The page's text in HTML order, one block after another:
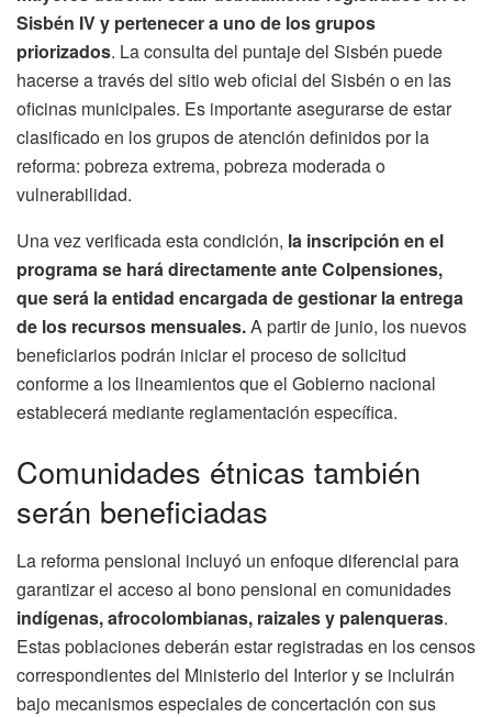
Sisbén IV y pertenecer a uno de los grupos
priorizados. La consulta del puntaje del Sisbén puede
hacerse a través del sitio web oficial del Sisbén o en las
oficinas municipales. Es importante asegurarse de estar
clasificado en los grupos de atención definidos por la
reforma: pobreza extrema, pobreza moderada o
vulnerabilidad.
Una vez verificada esta condición, la inscripción en el
programa se hará directamente ante Colpensiones,
que será la entidad encargada de gestionar la entrega
de los recursos mensuales.A partir de junio, los nuevos
beneficiarios podrán iniciar el proceso de solicitud
conforme a los lineamientos que el Gobierno nacional
establecerá mediante reglamentación específica.
Comunidades étnicas también
serán beneficiadas
La reforma pensional incluyó un enfoque diferencial para
garantizar el acceso al bono pensional en comunidades
indígenas, afrocolombianas, raizales y palenqueras.
Estas poblaciones deberán estar registradas en los censos
correspondientes del Ministerio del Interior y se incluirán
bajo mecanismos especiales de concertación con sus